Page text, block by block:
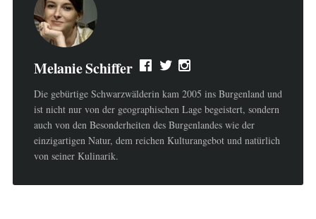
Melanie Schiffer
Die gebürtige Schwarzwälderin kam 2005 ins Burgenland und
ist nicht nur von der geographischen Lage begeistert, sondern
auch von den Besonderheiten des Burgenlandes wie der
einzigartigen Natur, dem reichen Kulturangebot und natürlich
von seiner Kulinarik.